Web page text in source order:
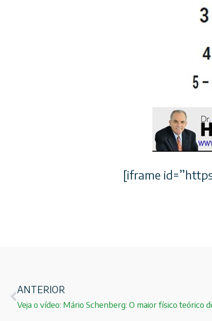
[iframe
ANTERIOR
Veja o vídeo: Mário Schenberg: O maior físico teórico